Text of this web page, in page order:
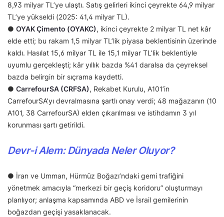
8,93 milyar TL’ye ulaştı. Satış gelirleri ikinci çeyrekte 64,9 milyar
TL’ye yükseldi (2025: 41,4 milyar TL).
● OYAK Çimento (OYAKC), ikinci çeyrekte 2 milyar TL net kâr
elde etti; bu rakam 1,5 milyar TL’lik piyasa beklentisinin üzerinde
kaldı. Hasılat 15,6 milyar TL ile 15,1 milyar TL’lik beklentiyle
uyumlu gerçekleşti; kâr yıllık bazda %41 daralsa da çeyreksel
bazda belirgin bir sıçrama kaydetti.
● CarrefourSA (CRFSA), Rekabet Kurulu, A101’in
CarrefourSA’yı devralmasına şartlı onay verdi; 48 mağazanın (10
A101, 38 CarrefourSA) elden çıkarılması ve istihdamın 3 yıl
korunması şartı getirildi.
Devr-i Alem: Dünyada Neler Oluyor?
● İran ve Umman, Hürmüz Boğazı’ndaki gemi trafiğini
yönetmek amacıyla “merkezi bir geçiş koridoru” oluşturmayı
planlıyor; anlaşma kapsamında ABD ve İsrail gemilerinin
boğazdan geçişi yasaklanacak.